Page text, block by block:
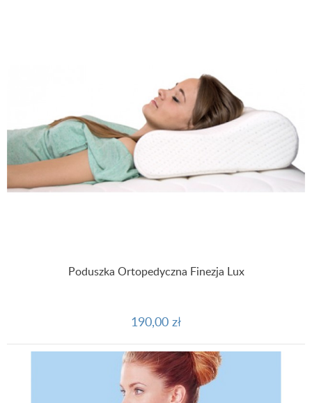
Poduszka Ortopedyczna Finezja Lux
190,00 zł